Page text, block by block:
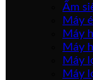
Ấm
Máy
Máy
Máy
Máy
Máy